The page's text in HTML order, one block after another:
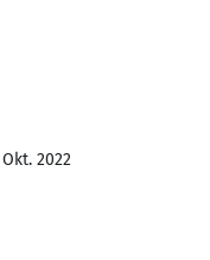
2022